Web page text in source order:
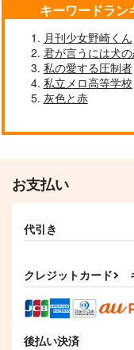
サンプル
作品詳細
HEATBOY
629円（税込）
イデア×アズール
キーワードラ
月刊少女野崎くん
君が言うには犬
私の愛する圧制者
私立メロ高等学校
灰色と赤
お支払い
代引き
クレジットカード
後払い決済